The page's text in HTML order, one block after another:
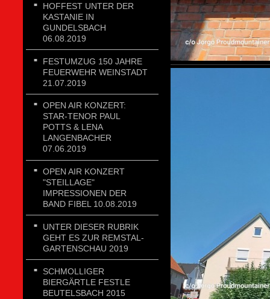
HOFFEST UNTER DER
KASTANIE IN
GUNDELSBACH
06.08.2019
FESTUMZUG 150 JAHRE
FEUERWEHR WEINSTADT
21.07.2019
OPEN AIR KONZERT:
STAR-TENOR PAUL
POTTS & LENA
LANGENBACHER
07.06.2019
OPEN AIR KONZERT
"STEILLAGE"
IMPRESSIONEN DER
BAND FIBEL 10.08.2019
UNTER DIESER RUBRIK
GEHT ES ZUR REMSTAL-
GARTENSCHAU 2019
SCHMOLLIGER
BIERGÄRTLE FESTLE
BEUTELSBACH 2015